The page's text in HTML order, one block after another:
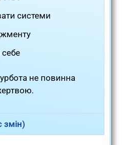
системи
себе
не повинна
змін)